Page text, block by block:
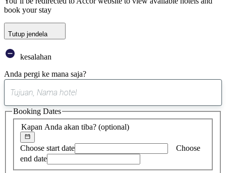
book your stay
Tutup jendela
kesalahan
Anda pergi ke mana saja?
saran
ditemukan
Kapan Anda akan tiba? (optional)
Choose start date
Choose
end date
Booking Dates